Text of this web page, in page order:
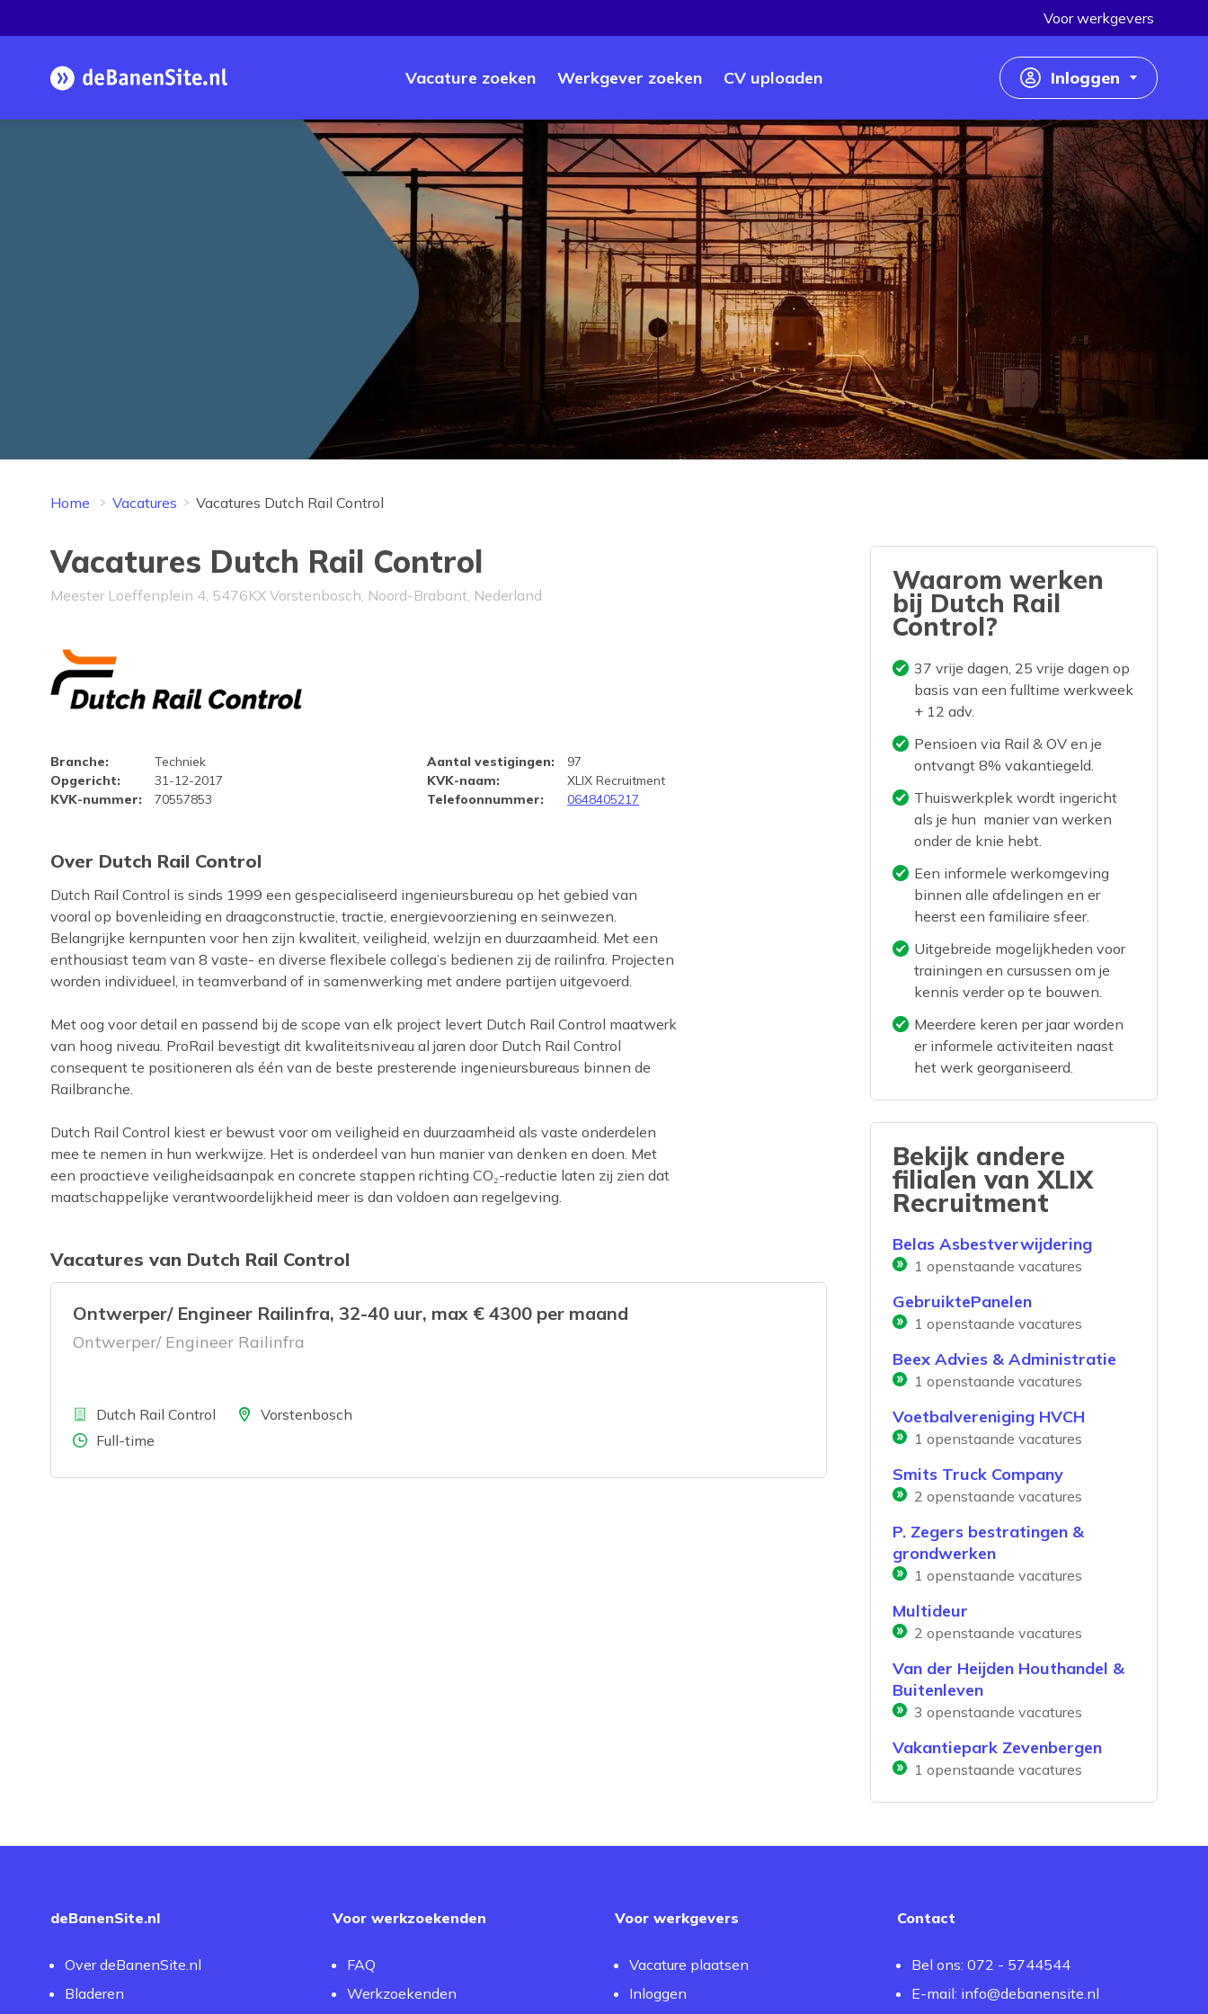
Homepage Vacature zoeken Werkgever zoeken CV uploaden
Voor werkgevers
Inloggen
Inloggen als werkzoekende
Inloggen als werkgever
Home Vacatures Vacatures Dutch Rail Control
Vacatures Dutch Rail Control
Meester Loeffenplein 4, 5476KX Vorstenbosch, Noord-Brabant, Nederland
Bedrijfsprofiel Dutch Rail Control
Branche: Techniek Aantal vestigingen:
97
Opgericht: 31-12-2017 KVK-naam:
XLIX Recruitment
KVK-nummer: 70557853 Telefoonnummer: 0648405217
Over Dutch Rail Control
Dutch Rail Control is sinds 1999 een gespecialiseerd ingenieursbureau op het gebied van
vooral op bovenleiding en draagconstructie, tractie, energievoorziening en seinwezen.
Belangrijke kernpunten voor hen zijn kwaliteit, veiligheid, welzijn en duurzaamheid. Met een
enthousiast team van 8 vaste- en diverse flexibele collega’s bedienen zij de railinfra. Projecten
worden individueel, in teamverband of in samenwerking met andere partijen uitgevoerd.
Met oog voor detail en passend bij de scope van elk project levert Dutch Rail Control maatwerk
van hoog niveau. ProRail bevestigt dit kwaliteitsniveau al jaren door Dutch Rail Control
consequent te positioneren als één van de beste presterende ingenieursbureaus binnen de
Railbranche.
Dutch Rail Control kiest er bewust voor om veiligheid en duurzaamheid als vaste onderdelen
mee te nemen in hun werkwijze. Het is onderdeel van hun manier van denken en doen. Met
een proactieve veiligheidsaanpak en concrete stappen richting CO₂-reductie laten zij zien dat
maatschappelijke verantwoordelijkheid meer is dan voldoen aan regelgeving.
Vacatures van Dutch Rail Control
Ontwerper/ Engineer Railinfra, 32-40 uur, max € 4300 per maand
Ontwerper/ Engineer Railinfra
BedrijfDutch Rail Control LocatieVorstenbosch
Aantal uren
Full-time
Waarom werken
bij Dutch Rail
Control?
37 vrije dagen, 25 vrije dagen op
basis van een fulltime werkweek
+ 12 adv.
Pensioen via Rail & OV en je
ontvangt 8% vakantiegeld.
Thuiswerkplek wordt ingericht
als je hun manier van werken
onder de knie hebt.
Een informele werkomgeving
binnen alle afdelingen en er
heerst een familiaire sfeer.
Uitgebreide mogelijkheden voor
trainingen en cursussen om je
kennis verder op te bouwen.
Meerdere keren per jaar worden
er informele activiteiten naast
het werk georganiseerd.
Bekijk andere
filialen van XLIX
Recruitment
Belas Asbestverwijdering
1 openstaande vacatures
GebruiktePanelen
1 openstaande vacatures
Beex Advies & Administratie
1 openstaande vacatures
Voetbalvereniging HVCH
1 openstaande vacatures
Smits Truck Company
2 openstaande vacatures
P. Zegers bestratingen &
grondwerken
1 openstaande vacatures
Multideur
2 openstaande vacatures
Van der Heijden Houthandel &
Buitenleven
3 openstaande vacatures
Vakantiepark Zevenbergen
1 openstaande vacatures
deBanenSite.nl
Over deBanenSite.nl
Bladeren
Voor werkzoekenden
FAQ
Werkzoekenden
Voor werkgevers
Vacature plaatsen
Inloggen
Contact
Bel ons: 072 - 5744544
E-mail: info@debanensite.nl